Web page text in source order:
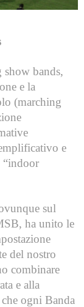
bands,
e la
(marching
e
“indoor
sul
ha unito le
del nostro
combinare
e alla
ogni Banda